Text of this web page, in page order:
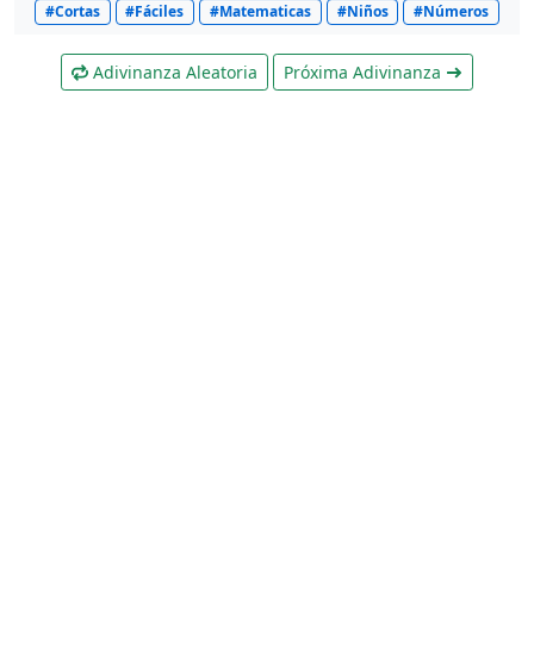
#Cortas #Fáciles #Matematicas #Niños #Números
Adivinanza Aleatoria Próxima Adivinanza